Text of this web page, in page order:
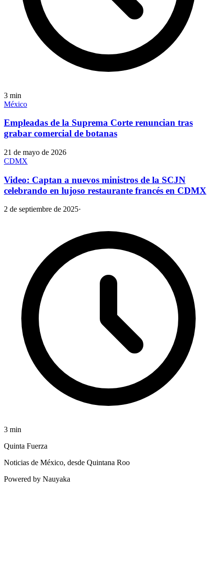
3 min
México
Empleadas de la Suprema Corte renuncian tras
grabar comercial de botanas
21 de mayo de 2026
CDMX
Video: Captan a nuevos ministros de la SCJN
celebrando en lujoso restaurante francés en CDMX
2 de septiembre de 2025·
3 min
Quinta Fuerza
Noticias de México, desde Quintana Roo
Powered by Nauyaka